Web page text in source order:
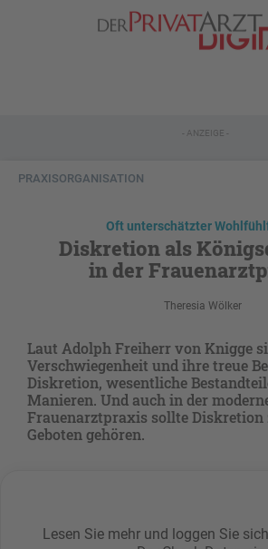
- ANZEIGE -
PRAXISORGANISATION
Oft unterschätzter
Diskretion als
in der
Theresia Wölker
Laut Adolph Freiherr von Knigge
Verschwiegenheit und ihre treue
Diskretion, wesentliche
Manieren. Und auch in der
Frauenarztpraxis sollte Diskretion
Geboten gehören.
Lesen Sie mehr und loggen Sie